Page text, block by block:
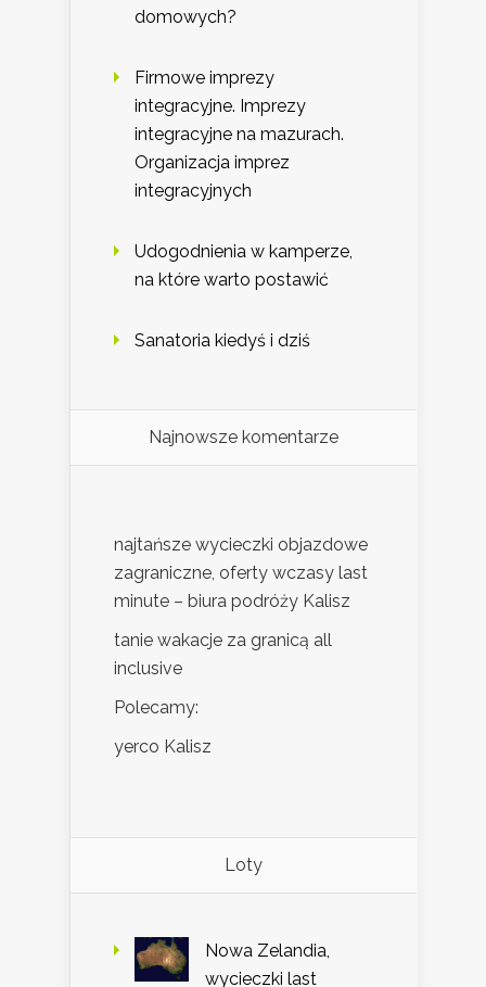
domowych?
Firmowe imprezy
integracyjne. Imprezy
integracyjne na mazurach.
Organizacja imprez
integracyjnych
Udogodnienia w kamperze,
na które warto postawić
Sanatoria kiedyś i dziś
Najnowsze komentarze
najtańsze wycieczki objazdowe
zagraniczne, oferty wczasy last
minute – biura podróży Kalisz
tanie wakacje za granicą all
inclusive
Polecamy:
yerco Kalisz
Loty
Nowa Zelandia,
wycieczki last